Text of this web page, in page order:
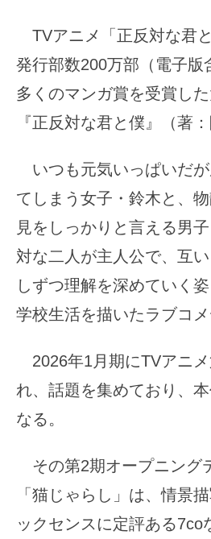
TVアニメ「正反対な君
発行部数200万部（電子版
多くのマンガ賞を受賞し
『正反対な君と僕』（著
いつも元気いっぱいだが
てしまう女子・鈴木と、
見をしっかりと言える男
対な二人が主人公で、互
しずつ理解を深めていく
学校生活を描いたラブコメ
2026年1月期にTVアニメ
れ、話題を集めており、
なる。
その第2期オープニング
「猫じゃらし」は、情景
ックセンスに定評ある7co